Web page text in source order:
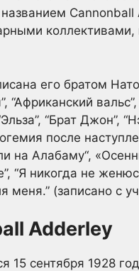
коллективами,
его братом
вальс”,
“Брат Джон”,
после
на Алабаму“,
“Я никогда не
меня.” (записано с
Adderley
15 сентября 1928